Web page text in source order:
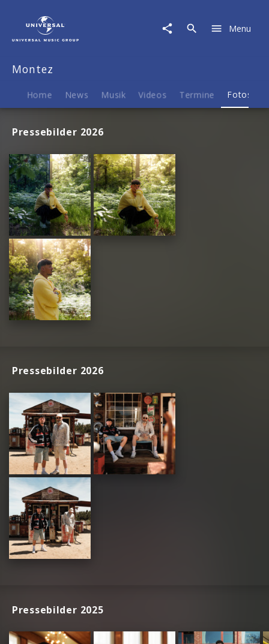
Menu
Montez
Home News Musik Videos Termine Fotos
Pressebilder 2026
Pressebilder 2026
Pressebilder 2025